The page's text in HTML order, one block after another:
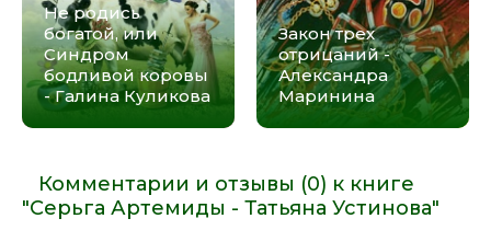
Не родись
богатой, или
Синдром
бодливой коровы
- Галина Куликова
Закон трех
отрицаний -
Александра
Маринина
Комментарии и отзывы (0) к книге
"Серьга Артемиды - Татьяна Устинова"